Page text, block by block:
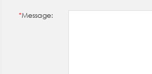
*Message: